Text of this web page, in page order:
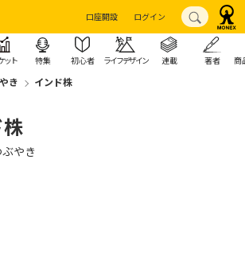
口座開設 ログイン
ット 特集 初心者 ライフデザイン 連載 著者 商
き インド株
やき